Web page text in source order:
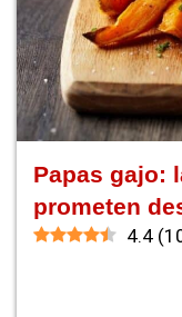
Papas gajo:
prometen
4.4 (